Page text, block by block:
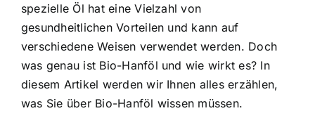
spezielle Öl hat eine Vielzahl von
gesundheitlichen Vorteilen und kann auf
verschiedene Weisen verwendet werden. Doch
was genau ist Bio-Hanföl und wie wirkt es? In
diesem Artikel werden wir Ihnen alles erzählen,
was Sie über Bio-Hanföl wissen müssen.